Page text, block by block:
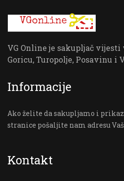
VG Online je sakupljač
Goricu, Turopolje, Posavinu i
Informacije
Ako želite da sakupljamo i
stranice pošaljite nam adresu
Kontakt